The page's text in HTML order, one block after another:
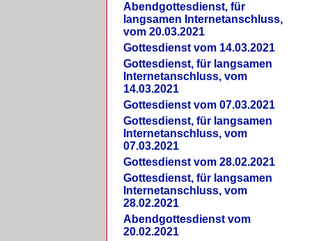
Abendgottesdienst, für
langsamen Internetanschluss,
vom 20.03.2021
Gottesdienst vom 14.03.2021
Gottesdienst, für langsamen
Internetanschluss, vom
14.03.2021
Gottesdienst vom 07.03.2021
Gottesdienst, für langsamen
Internetanschluss, vom
07.03.2021
Gottesdienst vom 28.02.2021
Gottesdienst, für langsamen
Internetanschluss, vom
28.02.2021
Abendgottesdienst vom
20.02.2021